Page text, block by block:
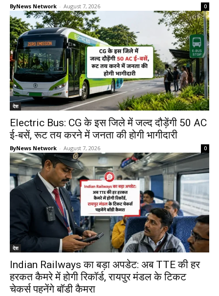
ByNews Network - August 7, 2026 0
देश
Electric Bus: CG के इस जिले में जल्द दौड़ेंगी 50 AC
ई-बसें, रूट तय करने में जनता की होगी भागीदारी
ByNews Network - August 7, 2026 0
देश
Indian Railways का बड़ा अपडेट: अब TTE की हर
हरकत कैमरे में होगी रिकॉर्ड, रायपुर मंडल के टिकट
चेकर्स पहनेंगे बॉडी कैमरा